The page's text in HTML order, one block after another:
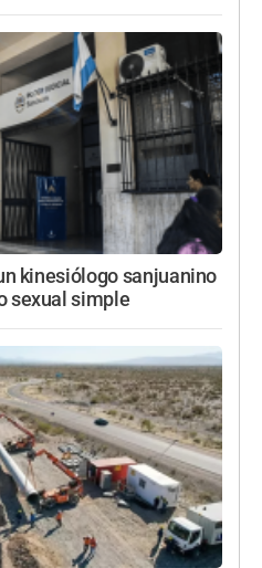
kinesiólogo sanjuanino
sexual simple